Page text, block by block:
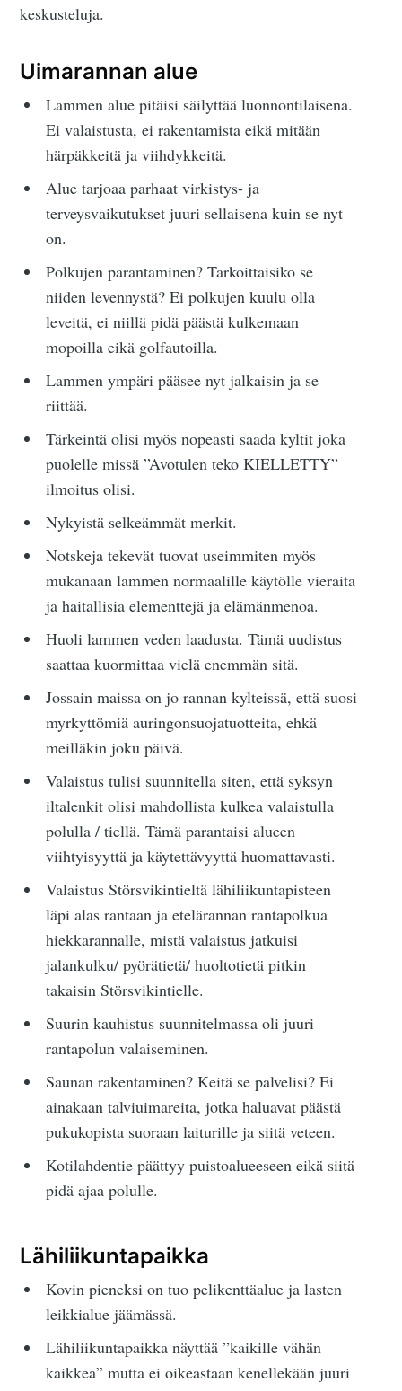
keskusteluja.
Uimarannan alue
Lammen alue pitäisi säilyttää luonnontilaisena.
Ei valaistusta, ei rakentamista eikä mitään
härpäkkeitä ja viihdykkeitä.
Alue tarjoaa parhaat virkistys- ja
terveysvaikutukset juuri sellaisena kuin se nyt
on.
Polkujen parantaminen? Tarkoittaisiko se
niiden levennystä? Ei polkujen kuulu olla
leveitä, ei niillä pidä päästä kulkemaan
mopoilla eikä golfautoilla.
Lammen ympäri pääsee nyt jalkaisin ja se
riittää.
Tärkeintä olisi myös nopeasti saada kyltit joka
puolelle missä ”Avotulen teko KIELLETTY”
ilmoitus olisi.
Nykyistä selkeämmät merkit.
Notskeja tekevät tuovat useimmiten myös
mukanaan lammen normaalille käytölle vieraita
ja haitallisia elementtejä ja elämänmenoa.
Huoli lammen veden laadusta. Tämä uudistus
saattaa kuormittaa vielä enemmän sitä.
Jossain maissa on jo rannan kylteissä, että suosi
myrkyttömiä auringonsuojatuotteita, ehkä
meilläkin joku päivä.
Valaistus tulisi suunnitella siten, että syksyn
iltalenkit olisi mahdollista kulkea valaistulla
polulla / tiellä. Tämä parantaisi alueen
viihtyisyyttä ja käytettävyyttä huomattavasti.
Valaistus Störsvikintieltä lähiliikuntapisteen
läpi alas rantaan ja etelärannan rantapolkua
hiekkarannalle, mistä valaistus jatkuisi
jalankulku/ pyörätietä/ huoltotietä pitkin
takaisin Störsvikintielle.
Suurin kauhistus suunnitelmassa oli juuri
rantapolun valaiseminen.
Saunan rakentaminen? Keitä se palvelisi? Ei
ainakaan talviuimareita, jotka haluavat päästä
pukukopista suoraan laiturille ja siitä veteen.
Kotilahdentie päättyy puistoalueeseen eikä siitä
pidä ajaa polulle.
Lähiliikuntapaikka
Kovin pieneksi on tuo pelikenttäalue ja lasten
leikkialue jäämässä.
Lähiliikuntapaikka näyttää ”kaikille vähän
kaikkea” mutta ei oikeastaan kenellekään juuri